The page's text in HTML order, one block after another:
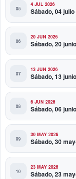
4 JUL 2026
Sábado, 04
20 JUN 2026
Sábado, 20
13 JUN 2026
Sábado, 13
6 JUN 2026
Sábado, 06
30 MAY 2026
Sábado, 30
23 MAY 2026
Sábado, 23